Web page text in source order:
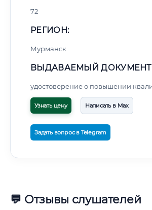
72
РЕГИОН:
Мурманск
ВЫДАВАЕМЫЙ
удостоверение о повышении
Узнать цену Написать в Max
Задать вопрос в Telegram
💬 Отзывы слушателей